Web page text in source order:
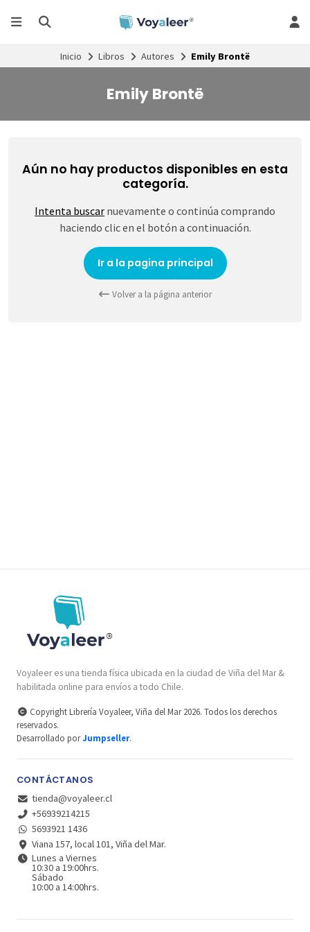
Inicio Libros Autores Emily Brontë
Emily Brontë
Aún no hay productos disponibles en esta
categoría.
Intenta buscar nuevamente o continúa comprando
haciendo clic en el botón a continuación.
Ir a la pagina principal
Volver a la página anterior
Voyaleer es una tienda física ubicada en la ciudad de Viña del Mar &
habilitada online para envíos a todo Chile.
Copyright Librería Voyaleer, Viña del Mar 2026. Todos los derechos
reservados.
Desarrollado porJumpseller.
CONTÁCTANOS
tienda@voyaleer.cl
+56939214215
5693921 1436
Viana 157, local 101, Viña del Mar.
Lunes a Viernes
10:30 a 19:00hrs.
Sábado
10:00 a 14:00hrs.